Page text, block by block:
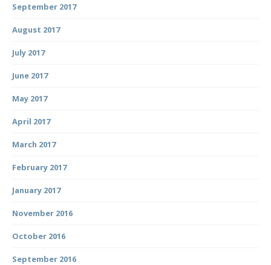
September 2017
August 2017
July 2017
June 2017
May 2017
April 2017
March 2017
February 2017
January 2017
November 2016
October 2016
September 2016